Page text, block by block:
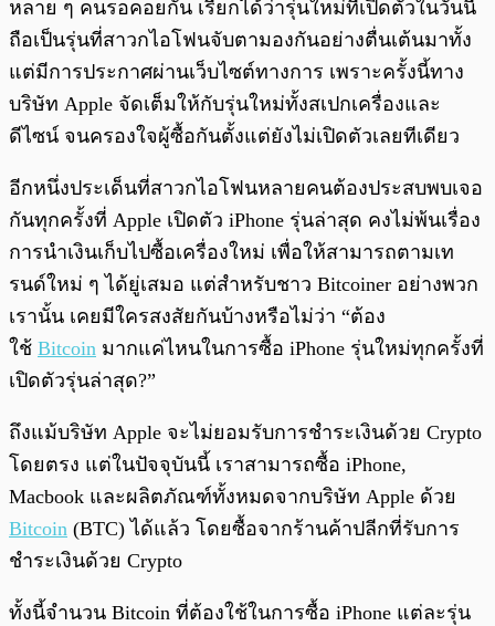
หลาย ๆ คนรอคอยกัน เรียกได้ว่ารุ่นใหม่ที่เปิดตัวในวันนี้
ถือเป็นรุ่นที่สาวกไอโฟนจับตามองกันอย่างตื่นเต้นมาทั้ง
แต่มีการประกาศผ่านเว็บไซต์ทางการ เพราะครั้งนี้ทาง
บริษัท Apple จัดเต็มให้กับรุ่นใหม่ทั้งสเปกเครื่องและ
ดีไซน์ จนครองใจผู้ซื้อกันตั้งแต่ยังไม่เปิดตัวเลยทีเดียว
อีกหนึ่งประเด็นที่สาวกไอโฟนหลายคนต้องประสบพบเจอ
กันทุกครั้งที่ Apple เปิดตัว iPhone รุ่นล่าสุด คงไม่พ้นเรื่อง
การนำเงินเก็บไปซื้อเครื่องใหม่ เพื่อให้สามารถตามเท
รนด์ใหม่ ๆ ได้ยู่เสมอ แต่สำหรับชาว Bitcoiner อย่างพวก
เรานั้น เคยมีใครสงสัยกันบ้างหรือไม่ว่า “ต้อง
ใช้ Bitcoin มากแค่ไหนในการซื้อ iPhone รุ่นใหม่ทุกครั้งที่
เปิดตัวรุ่นล่าสุด?”
ถึงแม้บริษัท Apple จะไม่ยอมรับการชำระเงินด้วย Crypto
โดยตรง แต่ในปัจจุบันนี้ เราสามารถซื้อ iPhone,
Macbook และผลิตภัณฑ์ทั้งหมดจากบริษัท Apple ด้วย
Bitcoin (BTC) ได้แล้ว โดยซื้อจากร้านค้าปลีกที่รับการ
ชำระเงินด้วย Crypto
ทั้งนี้จำนวน Bitcoin ที่ต้องใช้ในการซื้อ iPhone แต่ละรุ่น